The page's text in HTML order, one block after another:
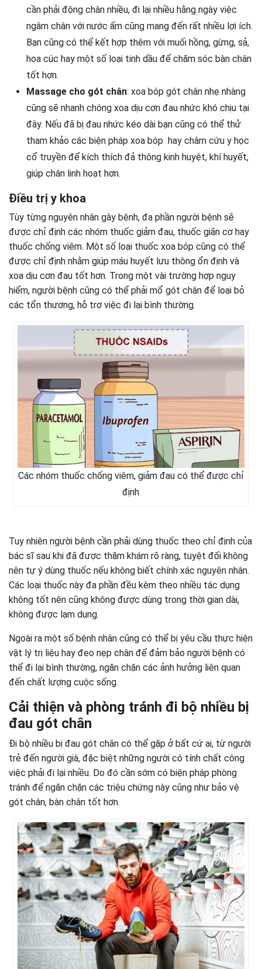
cần phải động chân nhiều, đi lại nhiều hằng ngày việc
ngâm chân với nước ấm cũng mang đến rất nhiều lợi ích.
Bạn cũng có thể kết hợp thêm với muối hồng, gừng, sả,
hoa cúc hay một số loại tinh dầu để chăm sóc bàn chân
tốt hơn.
Massage cho gót chân: xoa bóp gót chân nhẹ nhàng
cũng sẽ nhanh chóng xoa dịu cơn đau nhức khó chịu tại
đây. Nếu đã bị đau nhức kéo dài bạn cũng có thể thử
tham khảo các biện pháp xoa bóp hay châm cứu y học
cổ truyền để kích thích đả thông kinh huyệt, khí huyết,
giúp chân linh hoạt hơn.
Điều trị y khoa
Tùy từng nguyên nhân gây bệnh, đa phần người bệnh sẽ
được chỉ định các nhóm thuốc giảm đau, thuốc giãn cơ hay
thuốc chống viêm. Một số loại thuốc xoa bóp cũng có thể
được chỉ định nhằm giúp máu huyết lưu thông ổn định và
xoa dịu cơn đau tốt hơn. Trong một vài trường hợp nguy
hiểm, người bệnh cũng có thể phải mổ gót chân để loại bỏ
các tổn thương, hỗ trợ việc đi lại bình thường.
Các nhóm thuốc chống viêm, giảm đau có thể được chỉ
định
Tuy nhiên người bệnh cần phải dùng thuốc theo chỉ định của
bác sĩ sau khi đã được thăm khám rõ ràng, tuyệt đối không
nên tự ý dùng thuốc nếu không biết chính xác nguyên nhân.
Các loại thuốc này đa phần đều kèm theo nhiều tác dụng
không tốt nên cũng không được dùng trong thời gian dài,
không được lạm dụng.
Ngoài ra một số bệnh nhân cũng có thể bị yêu cầu thực hiện
vật lý trị liệu hay đeo nẹp chân để đảm bảo người bệnh có
thể đi lại bình thường, ngăn chặn các ảnh hưởng liên quan
đến chất lượng cuộc sống.
Cải thiện và phòng tránh đi bộ nhiều bị
đau gót chân
Đi bộ nhiều bị đau gót chân có thể gặp ở bất cứ ai, từ người
trẻ đến người già, đặc biệt những người có tính chất công
việc phải đi lại nhiều. Do đó cần sớm có biện pháp phòng
tránh để ngăn chặn các triệu chứng này cũng như bảo vệ
gót chân, bàn chân tốt hơn.